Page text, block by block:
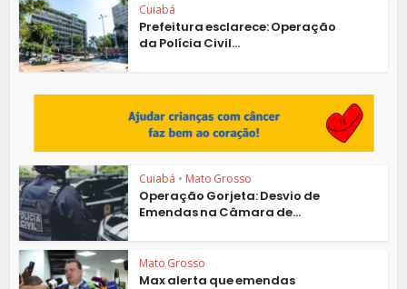
Cuiabá
Prefeitura esclarece: Operação
da Polícia Civil...
Cuiabá • Mato Grosso
Operação Gorjeta: Desvio de
Emendas na Câmara de...
Mato Grosso
Max alerta que emendas